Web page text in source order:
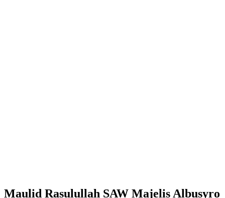
Maulid Rasulullah SAW Majelis Albusyro